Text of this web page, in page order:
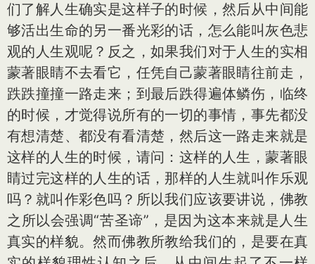
们了解人生确实是这样子的时候，然后从中间能
够活出生命的另一番光彩的话，怎么能叫灰色悲
观的人生观呢？反之，如果我们对于人生的实相
蒙著眼睛不去看它，任凭自己蒙著眼睛往前走，
跌跌撞撞一路走来；到最后跌得遍体鳞伤，临终
的时候，才觉得说所有的一切的事情，事先都没
有想清楚、都没有看清楚，然后这一路走来就是
这样的人生的时候，请问：这样的人生，蒙著眼
睛过完这样的人生的话，那样的人生就叫作乐观
吗？就叫作彩色吗？所以我们应该要讲说，佛教
之所以会强调“苦圣谛”，是因为这本来就是人生
真实的样貌。然而佛教所教给我们的，是要在真